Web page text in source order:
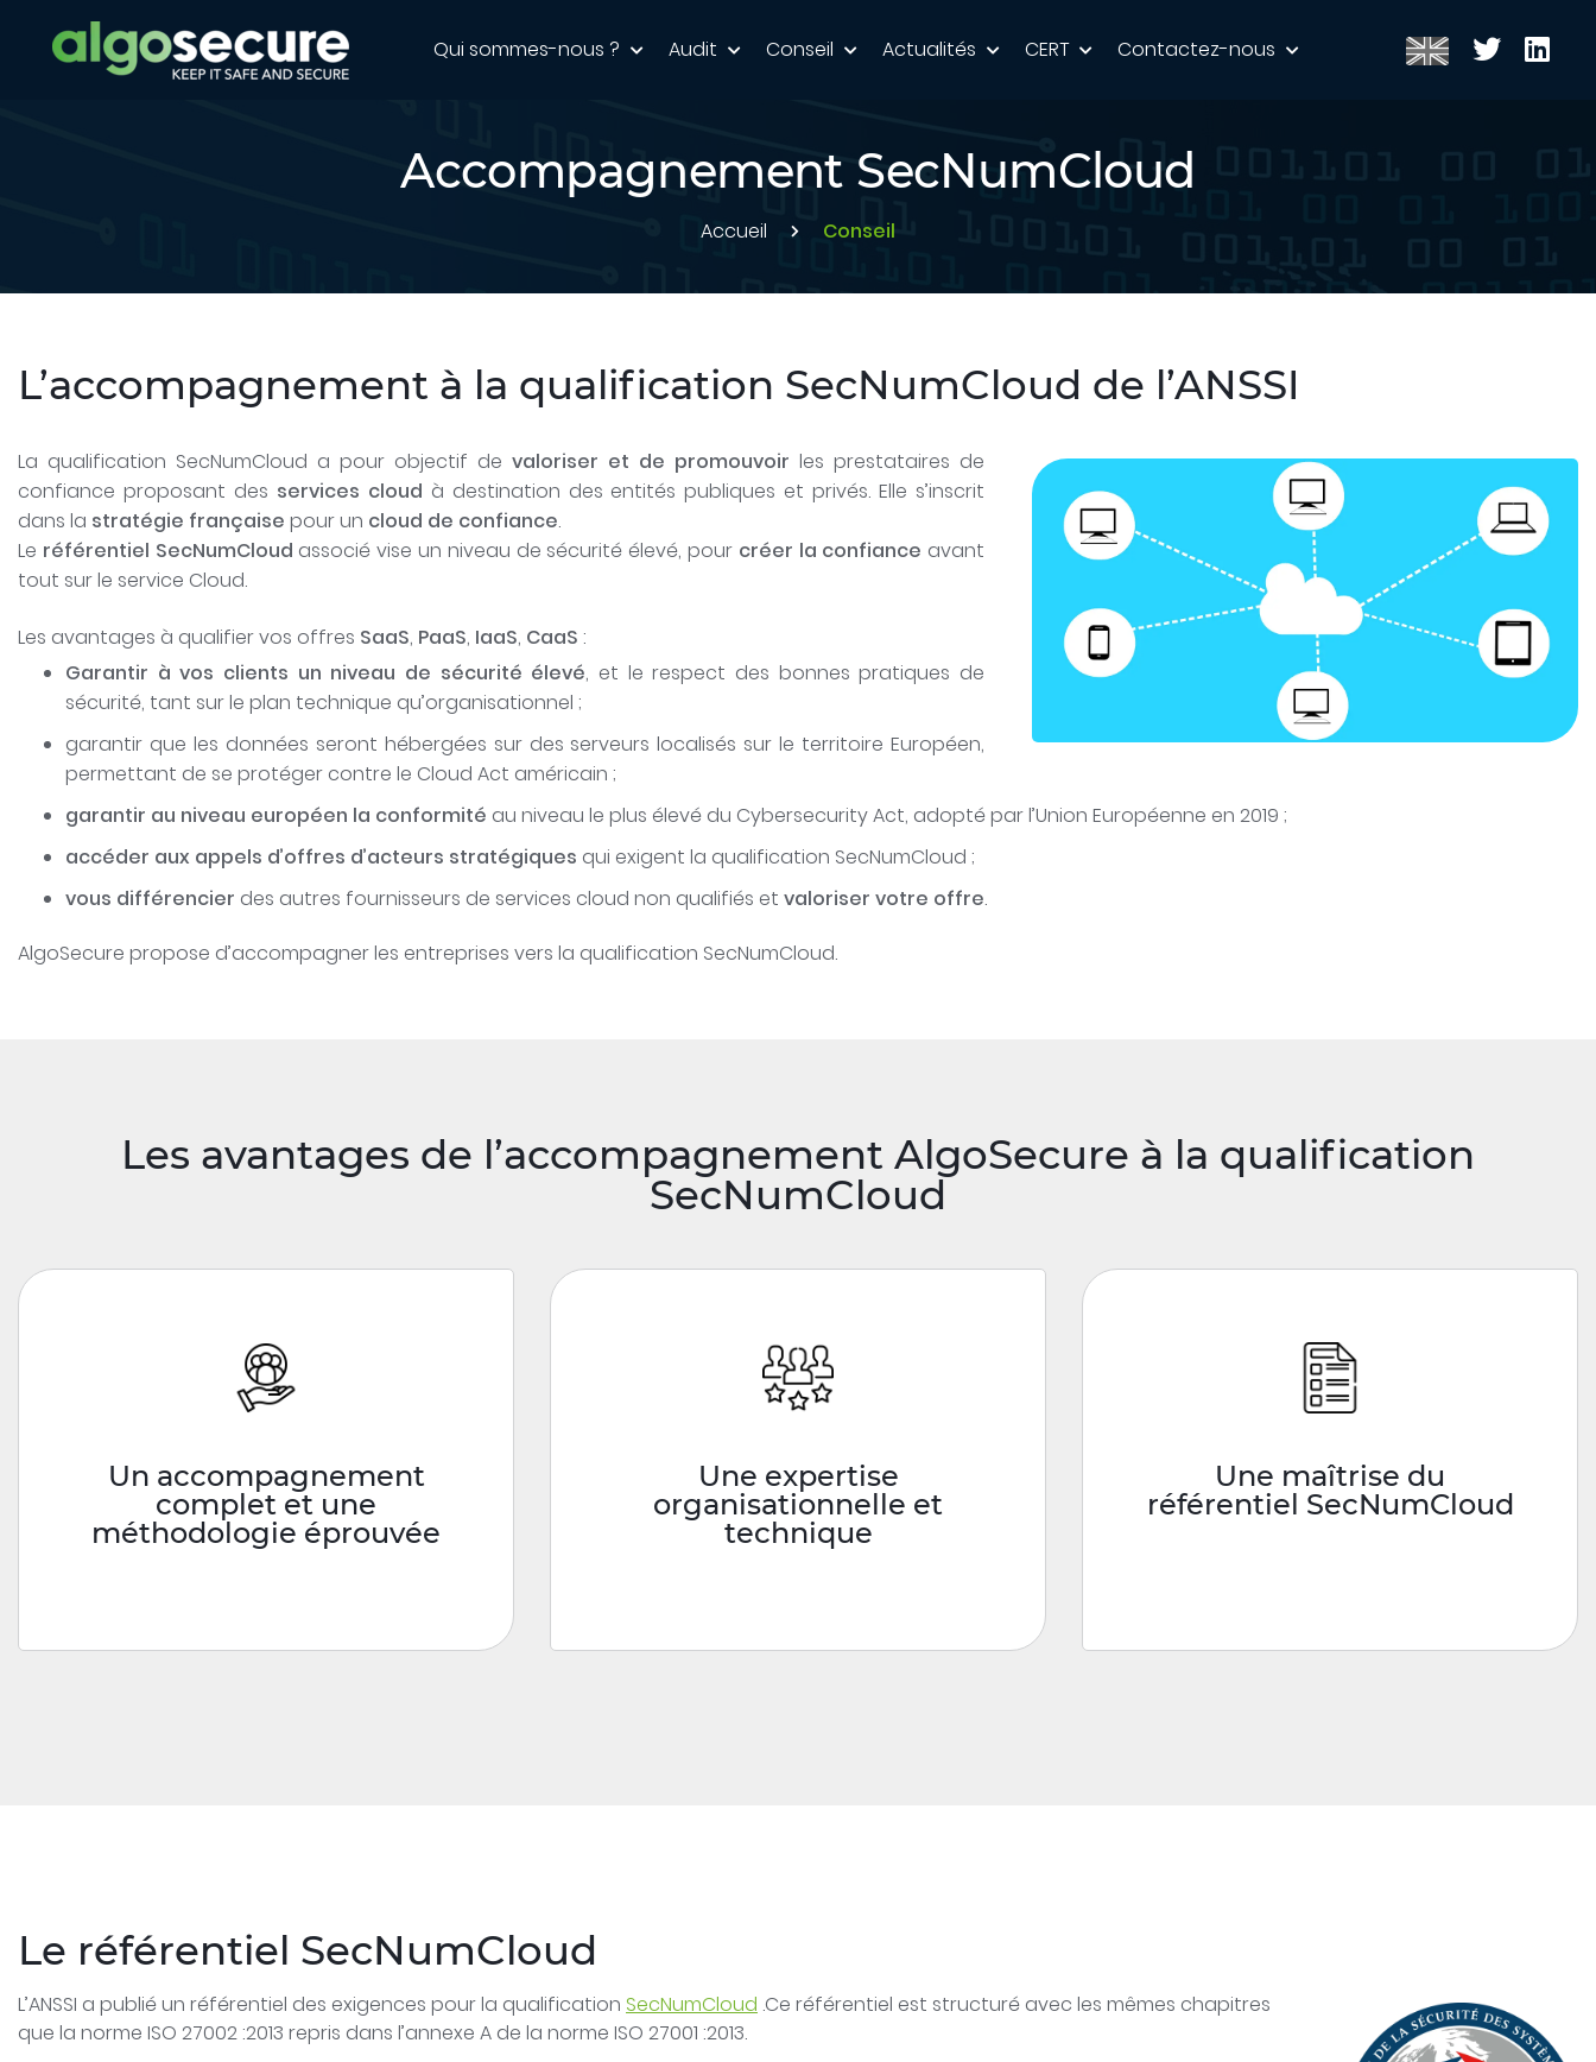
Qui sommes-nous ? Audit Conseil Actualités CERT Contactez-nous
Accompagnement SecNumCloud
Accueil Conseil
L’accompagnement à la qualification SecNumCloud de l’ANSSI
La qualification SecNumCloud a pour objectif devaloriser et de promouvoir les prestataires de
confiance proposant des services cloud à destination des entités publiques et privés. Elle s’inscrit
dans la stratégie française pour un cloud de confiance.
Le référentiel SecNumCloud associé vise un niveau de sécurité élevé, pour créer la confiance avant
tout sur le service Cloud.
Les avantages à qualifier vos offres SaaS, PaaS, IaaS, CaaS :
Garantir à vos clients un niveau de sécurité élevé, et le respect des bonnes pratiques de
sécurité, tant sur le plan technique qu’organisationnel ;
garantir que les données seront hébergées sur des serveurs localisés sur le territoire Européen,
permettant de se protéger contre le Cloud Act américain ;
garantir au niveau européen la conformité au niveau le plus élevé du Cybersecurity Act, adopté par l’Union Européenne en 2019 ;
accéder aux appels d’offres d’acteurs stratégiques qui exigent la qualification SecNumCloud ;
vous différencier des autres fournisseurs de services cloud non qualifiés et valoriser votre offre.
AlgoSecure propose d’accompagner les entreprises vers la qualification SecNumCloud.
Les avantages de l’accompagnement AlgoSecure à la qualification
SecNumCloud
Un accompagnement
complet et une
méthodologie éprouvée
Une expertise
organisationnelle et
technique
Une maîtrise du
référentiel SecNumCloud
Le référentiel SecNumCloud
L’ANSSI a publié un référentiel des exigences pour la qualification SecNumCloud .Ce référentiel est structuré avec les mêmes chapitres
que la norme ISO 27002 :2013 repris dans l’annexe A de la norme ISO 27001 :2013.